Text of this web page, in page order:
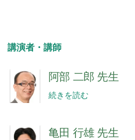
講演者・講師
阿部 二郎 先生
続きを読む
亀田 行雄 先生